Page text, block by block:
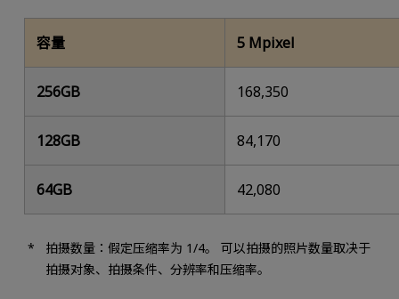
容量 5 Mpixel
256GB 168,350
128GB 84,170
64GB 42,080
拍摄数量：假定压缩率为 1/4。 可以拍摄的照片数量取决于
拍摄对象、拍摄条件、分辨率和压缩率。